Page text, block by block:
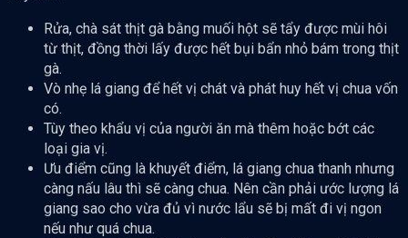
Rửa, chà sát thịt gà bằng muối hột sẽ tẩy được mùi hôi
từ thịt, đồng thời lấy được hết bụi bẩn nhỏ bám trong thịt
gà.
Vò nhẹ lá giang để hết vị chát và phát huy hết vị chua vốn
có.
Tùy theo khẩu vị của người ăn mà thêm hoặc bớt các
loại gia vị.
Ưu điểm cũng là khuyết điểm, lá giang chua thanh nhưng
càng nấu lâu thì sẽ càng chua. Nên cần phải ước lượng lá
giang sao cho vừa đủ vì nước lẩu sẽ bị mất đi vị ngon
nếu như quá chua.